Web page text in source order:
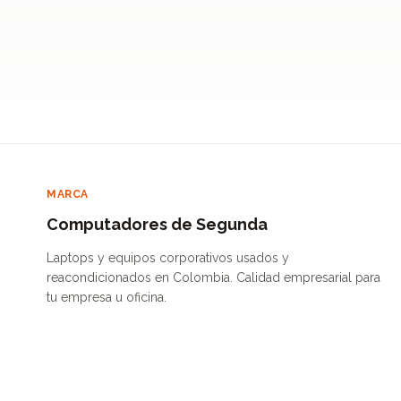
MARCA
Computadores de Segunda
Laptops y equipos corporativos usados y
reacondicionados en Colombia. Calidad empresarial para
tu empresa u oficina.